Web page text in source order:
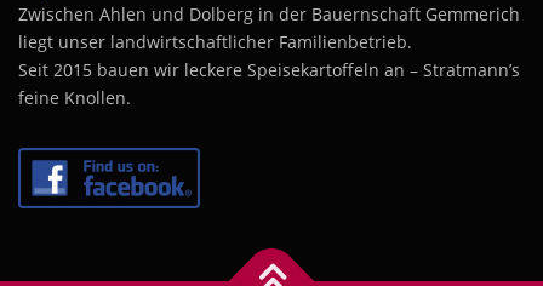
Zwischen Ahlen und Dolberg in der Bauernschaft Gemmerich
liegt unser landwirtschaftlicher Familienbetrieb.
Seit 2015 bauen wir leckere Speisekartoffeln an – Stratmann’s
feine Knollen.